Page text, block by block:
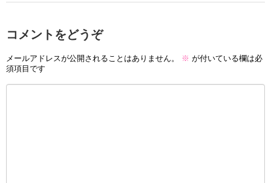
コメントをどうぞ
メールアドレスが公開されることはありません。 ※ が付いている欄は必
須項目です